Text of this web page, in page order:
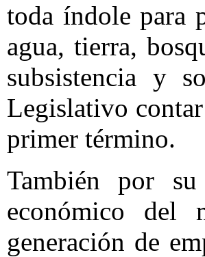
toda índole para
agua, tierra,
subsistencia y
Legislativo
primer término.
También por
económico del
generación de